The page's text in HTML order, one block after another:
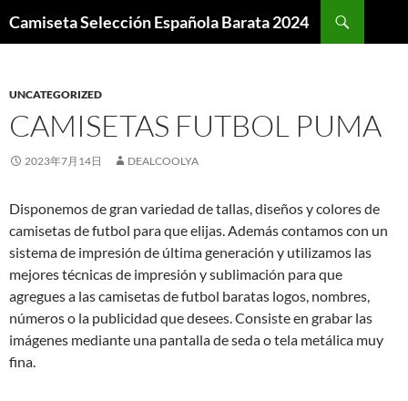
Camiseta Selección Española Barata 2024
UNCATEGORIZED
CAMISETAS FUTBOL PUMA
2023年7月14日 DEALCOOLYA
Disponemos de gran variedad de tallas, diseños y colores de
camisetas de futbol para que elijas. Además contamos con un
sistema de impresión de última generación y utilizamos las
mejores técnicas de impresión y sublimación para que
agregues a las camisetas de futbol baratas logos, nombres,
números o la publicidad que desees. Consiste en grabar las
imágenes mediante una pantalla de seda o tela metálica muy
fina.